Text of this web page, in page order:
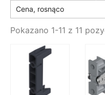
Cena, rosnąco
Pokazano 1-11 z 11